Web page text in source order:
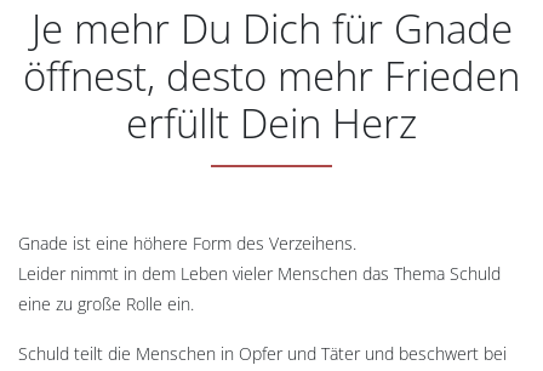
Je mehr Du Dich für Gnade
öffnest, desto mehr Frieden
erfüllt Dein Herz
Gnade ist eine höhere Form des Verzeihens.
Leider nimmt in dem Leben vieler Menschen das Thema Schuld
eine zu große Rolle ein.
Schuld teilt die Menschen in Opfer und Täter und beschwert bei